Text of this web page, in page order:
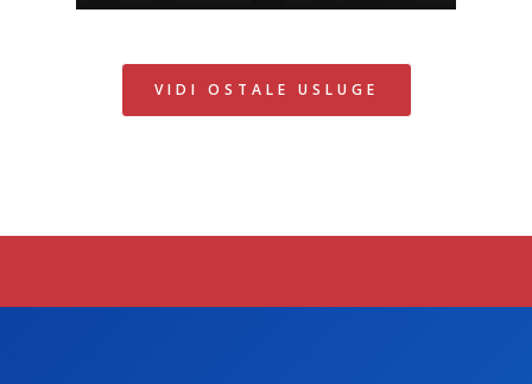
VIDI OSTALE USLUGE